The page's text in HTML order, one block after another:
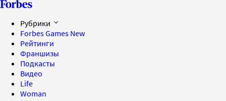
Рубрики
Forbes Games New
Рейтинги
Франшизы
Подкасты
Видео
Life
Woman